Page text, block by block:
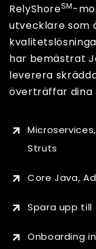
RelyShoreSM-
utvecklare som
har bemästrat
leverera
överträffar dina
Microservices,
Struts
Core Java,
Spara upp
Onboarding